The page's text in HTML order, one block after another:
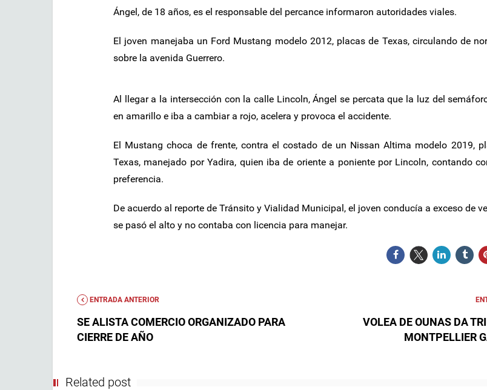
Ángel, de 18 años, es el responsable del percance informaron autoridades viales.
El joven manejaba un Ford Mustang modelo 2012, placas de Texas, circulando de
sobre la avenida Guerrero.
Al llegar a la intersección con la calle Lincoln, Ángel se percata que la luz del
en amarillo e iba a cambiar a rojo, acelera y provoca el accidente.
El Mustang choca de frente, contra el costado de un Nissan Altima modelo 2019,
Texas, manejado por Yadira, quien iba de oriente a poniente por Lincoln, contando
preferencia.
De acuerdo al reporte de Tránsito y Vialidad Municipal, el joven conducía a exceso de
se pasó el alto y no contaba con licencia para manejar.
ENTRADA ANTERIOR
SE ALISTA COMERCIO ORGANIZADO PARA
CIERRE DE AÑO
VOLEA DE OUNAS DA
MONTPELLIER
Related post